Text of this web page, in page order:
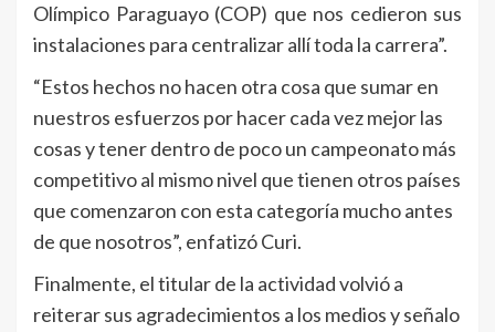
Olímpico Paraguayo (COP) que nos cedieron sus
instalaciones para centralizar allí toda la carrera”.
“Estos hechos no hacen otra cosa que sumar en
nuestros esfuerzos por hacer cada vez mejor las
cosas y tener dentro de poco un campeonato más
competitivo al mismo nivel que tienen otros países
que comenzaron con esta categoría mucho antes
de que nosotros”, enfatizó Curi.
Finalmente, el titular de la actividad volvió a
reiterar sus agradecimientos a los medios y señalo